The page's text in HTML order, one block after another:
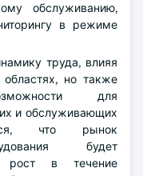
обслуживанию,
в режиме
труда, влияя
но также
для
и обслуживающих
что рынок
будет
рост в течение